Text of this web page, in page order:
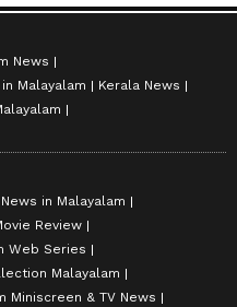
News
Malayalam
Kerala News
in Malayalam
Review
Web Series
Malayalam
Miniscreen & TV News